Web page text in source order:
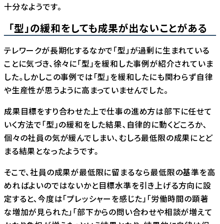
十分なようです。
「型」の緩和をしても成果が出ないことがある
テレワークが長期化するなかで「型」が過剰に生まれている
ことに気づき、徐々に「型」を緩和した事例が紹介されていま
した。しかしこの事例では「型」を緩和したにも関わらず自律
や生産性が思うように高まっていませんでした。
成果目標をすり合わせた上で仕事の進め方は部下に任せて
いく方法で「型」の緩和をした結果、自律的に動くどころか、
個々の社員の気が緩んでしまい、むしろ最低限の成果にとど
まる結果となったようです。
そこで、社員の成果が最低限に留まるなら最低限の基準を高
めればよいのではないかと目標水準を引き上げる方向に設
定すると、今度は「プレッシャーを感じた」「労働時間の顕著
な増加が見られた」「部下からの問い合わせや相談が増えて